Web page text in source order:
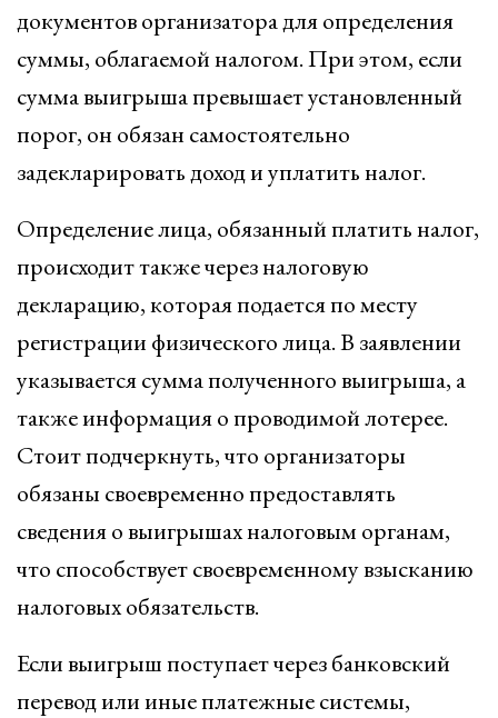
документов организатора для определения
суммы, облагаемой налогом. При этом, если
сумма выигрыша превышает установленный
порог, он обязан самостоятельно
задекларировать доход и уплатить налог.
Определение лица, обязанный платить налог,
происходит также через налоговую
декларацию, которая подается по месту
регистрации физического лица. В заявлении
указывается сумма полученного выигрыша, а
также информация о проводимой лотерее.
Стоит подчеркнуть, что организаторы
обязаны своевременно предоставлять
сведения о выигрышах налоговым органам,
что способствует своевременному взысканию
налоговых обязательств.
Если выигрыш поступает через банковский
перевод или иные платежные системы,